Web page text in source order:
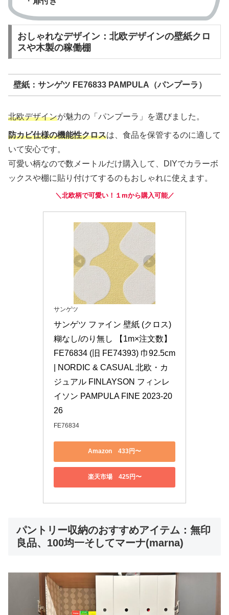
おしゃれなデザイン：北欧デザインの壁紙クロ
スや木製の稼働棚
壁紙：サンゲツ FE76833 PAMPULA（パンプーラ）
北欧デザインが魅力の「パンプーラ」を選びました。
防カビ仕様の機能性クロスは、食品を保管するのに適して
いて安心です。
可愛い柄なので数メートルだけ購入して、DIYでカラーボ
ックスや棚に貼り付けてするのもおしゃれに使えます。
＼北欧柄で可愛い！１mから購入可能／
サンゲツ
サンゲツ ファイン 壁紙 (クロス)
糊なし/のり無し 【1m×注文数】
FE76834 (旧 FE74393) 巾92.5cm
| NORDIC & CASUAL 北欧・カ
ジュアル FINLAYSON フィンレ
イソン PAMPULA FINE 2023-20
26
FE76834
Amazon 433円〜
楽天市場 425円〜
パントリー収納のおすすめアイテム：無印
良品、100均一そしてマーナ(marna)